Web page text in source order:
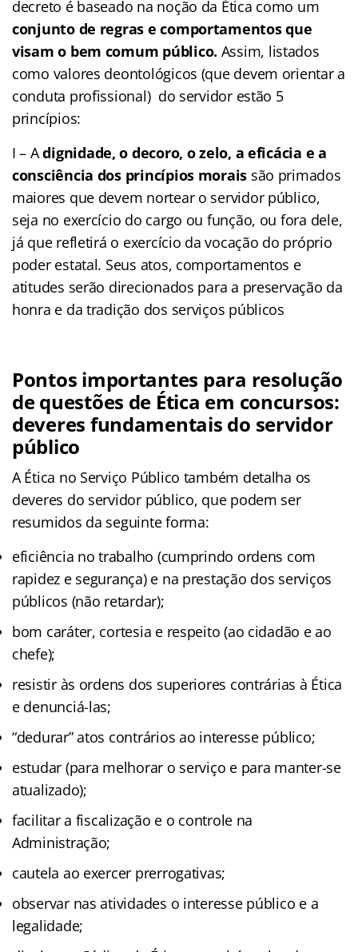
decreto é baseado na noção da Ética como um
conjunto de regras e comportamentos que
visam o bem comum público. Assim, listados
como valores deontológicos (que devem orientar a
conduta profissional) do servidor estão 5
princípios:
I – Adignidade, o decoro, o zelo, a eficácia e a
consciência dos princípios morais são primados
maiores que devem nortear o servidor público,
seja no exercício do cargo ou função, ou fora dele,
já que refletirá o exercício da vocação do próprio
poder estatal. Seus atos, comportamentos e
atitudes serão direcionados para a preservação da
honra e da tradição dos serviços públicos
Pontos importantes para resolução
de questões de Ética em concursos:
deveres fundamentais do servidor
público
A Ética no Serviço Público também detalha os
deveres do servidor público, que podem ser
resumidos da seguinte forma:
eficiência no trabalho (cumprindo ordens com
rapidez e segurança) e na prestação dos serviços
públicos (não retardar);
bom caráter, cortesia e respeito (ao cidadão e ao
chefe);
resistir às ordens dos superiores contrárias à Ética
e denunciá-las;
“dedurar” atos contrários ao interesse público;
estudar (para melhorar o serviço e para manter-se
atualizado);
facilitar a fiscalização e o controle na
Administração;
cautela ao exercer prerrogativas;
observar nas atividades o interesse público e a
legalidade;